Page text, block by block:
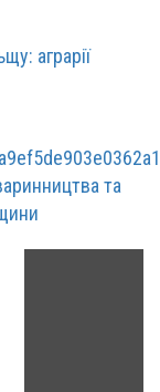
аграрії
та